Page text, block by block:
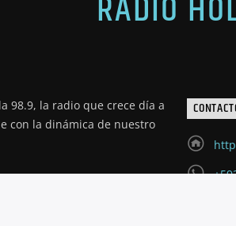
98.9, la radio que crece día a
con la dinámica de nuestro